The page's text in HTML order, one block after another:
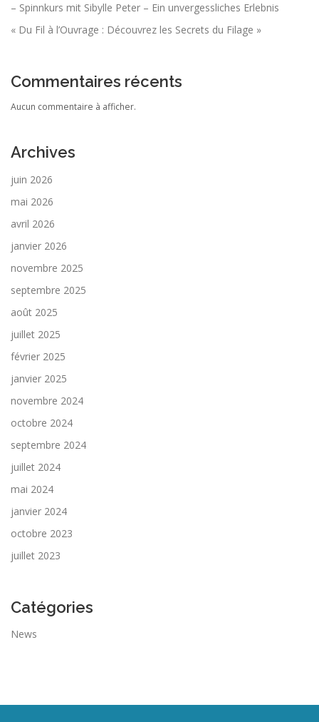
– Spinnkurs mit Sibylle Peter – Ein unvergessliches Erlebnis
« Du Fil à l’Ouvrage : Découvrez les Secrets du Filage »
Commentaires récents
Aucun commentaire à afficher.
Archives
juin 2026
mai 2026
avril 2026
janvier 2026
novembre 2025
septembre 2025
août 2025
juillet 2025
février 2025
janvier 2025
novembre 2024
octobre 2024
septembre 2024
juillet 2024
mai 2024
janvier 2024
octobre 2023
juillet 2023
Catégories
News